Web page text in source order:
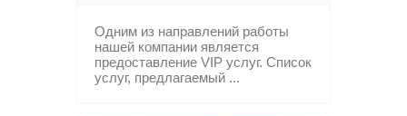
Одним из направлений работы
нашей компании является
предоставление VIP услуг. Список
услуг, предлагаемый ...